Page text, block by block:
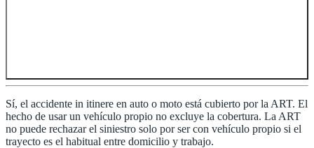
Sí, el accidente in itinere en auto o moto está cubierto por la ART. El
hecho de usar un vehículo propio no excluye la cobertura. La ART
no puede rechazar el siniestro solo por ser con vehículo propio si el
trayecto es el habitual entre domicilio y trabajo.